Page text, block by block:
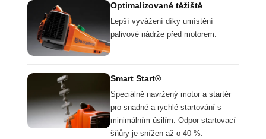
Optimalizované těžiště
Lepší vyvážení díky umístění
palivové nádrže před motorem.
Smart Start®
Speciálně navržený motor a startér
pro snadné a rychlé startování s
minimálním úsilím. Odpor startovací
šňůry je snížen až o 40 %.